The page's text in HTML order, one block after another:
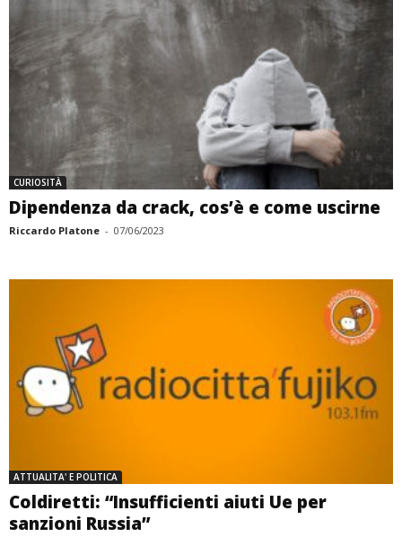
CURIOSITÀ
Dipendenza da crack, cos’è e come uscirne
Riccardo Platone - 07/06/2023
ATTUALITA' E POLITICA
Coldiretti: “Insufficienti aiuti Ue per
sanzioni Russia”